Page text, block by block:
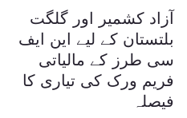
آزاد کشمیر اور گلگت
بلتستان کے لیے این ایف
سی طرز کے مالیاتی
فریم ورک کی تیاری کا
فیصلہ